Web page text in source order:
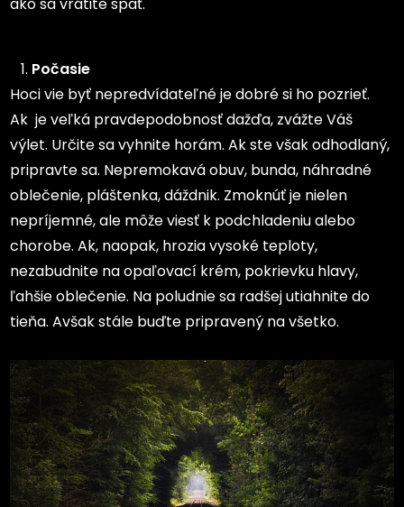
ako sa vrátite späť.
Počasie
Hoci vie byť nepredvídateľné je dobré si ho pozrieť.
Ak je veľká pravdepodobnosť dažďa, zvážte Váš
výlet. Určite sa vyhnite horám. Ak ste však odhodlaný,
pripravte sa. Nepremokavá obuv, bunda, náhradné
oblečenie, pláštenka, dáždnik. Zmoknúť je nielen
nepríjemné, ale môže viesť k podchladeniu alebo
chorobe. Ak, naopak, hrozia vysoké teploty,
nezabudnite na opaľovací krém, pokrievku hlavy,
ľahšie oblečenie. Na poludnie sa radšej utiahnite do
tieňa. Avšak stále buďte pripravený na všetko.